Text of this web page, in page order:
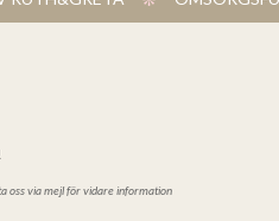
oss via mejl för vidare information